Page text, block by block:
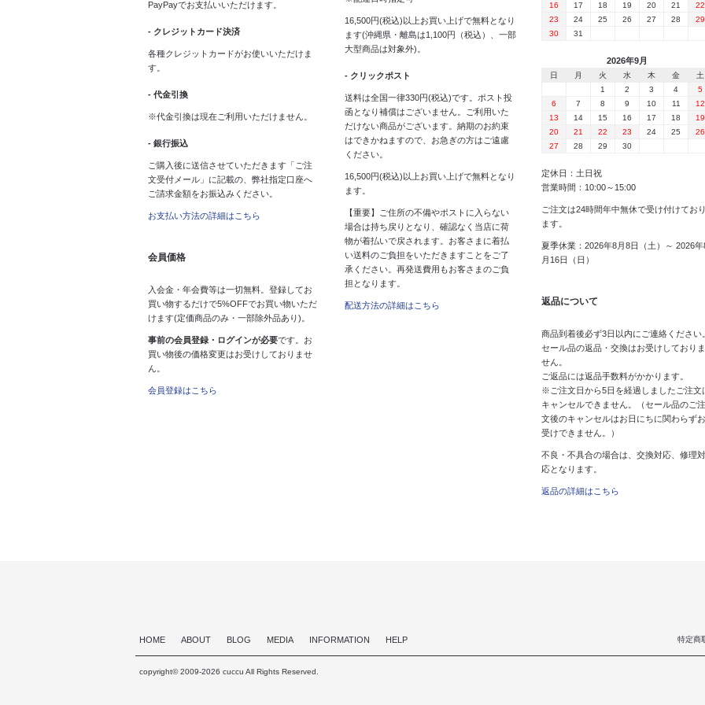
PayPayでお支払いいただけます。
- クレジットカード決済
各種クレジットカードがお使いいただけま
す。
- 代金引換
※代金引換は現在ご利用いただけません。
- 銀行振込
ご購入後に送信させていただきます「ご注
文受付メール」に記載の、弊社指定口座へ
ご請求金額をお振込みください。
お支払い方法の詳細はこちら
会員価格
入会金・年会費等は一切無料。登録してお
買い物するだけで5%OFFでお買い物いただ
けます(定価商品のみ・一部除外品あり)。
事前の会員登録・ログインが必要です。お
買い物後の価格変更はお受けしておりませ
ん。
会員登録はこちら
16,500円(税込)以上お買い上げで無料となり
ます(沖縄県・離島は1,100円（税込）、一部
大型商品は対象外)。
- クリックポスト
送料は全国一律330円(税込)です。ポスト投
函となり補償はございません。ご利用いた
だけない商品がございます。納期のお約束
はできかねますので、お急ぎの方はご遠慮
ください。
16,500円(税込)以上お買い上げで無料となり
ます。
【重要】ご住所の不備やポストに入らない
場合は持ち戻りとなり、確認なく当店に荷
物が着払いで戻されます。お客さまに着払
い送料のご負担をいただきますことをご了
承ください。再発送費用もお客さまのご負
担となります。
配送方法の詳細はこちら
16
17 18 19 20 21
22
23
24 25 26 27 28
29
30
31
2026年9月
日 月 火 水 木 金
土
1
2 3 4
5
6
7 8 9 10 11
12
13
14 15 16 17 18
19
20
21 22 23 24 25
26
27
28 29 30
定休日：土日祝
営業時間：10:00～15:00
ご注文は24時間年中無休で受け付けており
ます。
夏季休業：2026年8月8日（土）～ 2026年
月16日（日）
返品について
商品到着後必ず3日以内にご連絡ください。
セール品の返品・交換はお受けしておりま
せん。
ご返品には返品手数料がかかります。
※ご注文日から5日を経過しましたご注文
キャンセルできません。（セール品のご注
文後のキャンセルはお日にちに関わらずお
受けできません。）
不良・不具合の場合は、交換対応、修理対
応となります。
返品の詳細はこちら
HOME ABOUT BLOG MEDIA INFORMATION HELP 特定商
copyright© 2009-2026 cuccu All Rights Reserved.